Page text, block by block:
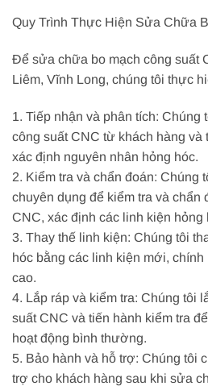
Quy Trình Thực Hiện Sửa Chữa
Để sửa chữa bo mạch công suất
Liêm, Vĩnh Long, chúng tôi thực
1. Tiếp nhận và phân tích: Chúng
công suất CNC từ khách hàng và
xác định nguyên nhân hỏng hóc.
2. Kiểm tra và chẩn đoán: Chúng
chuyên dụng để kiểm tra và chẩn
CNC, xác định các linh kiện hỏng
3. Thay thế linh kiện: Chúng tôi
hóc bằng các linh kiện mới,
cao.
4. Lắp ráp và kiểm tra: Chúng tôi
suất CNC và tiến hành kiểm tra
hoạt động bình thường.
5. Bảo hành và hỗ trợ: Chúng tôi
trợ cho khách hàng sau khi sửa